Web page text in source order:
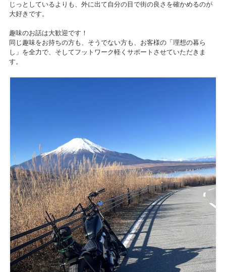
じっとしているよりも、外に出て自分の目で街の良さを確かめるのが
大好きです。
趣味のお話は大歓迎です！
同じ趣味をお持ちの方も、そうでない方も、お客様の「理想の暮ら
し」を全力で、そしてフットワーク軽くサポートさせていただきま
す。